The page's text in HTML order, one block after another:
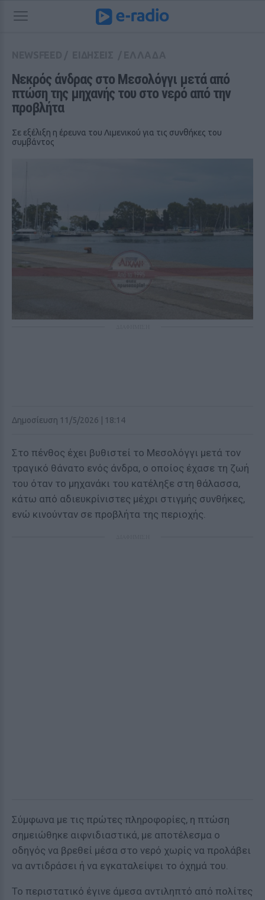
Νεκρός άνδρας στο Μεσολόγγι μετά από
πτώση της μηχανής του στο νερό από την
προβλήτα
Σε εξέλιξη η έρευνα του Λιμενικού για τις συνθήκες του
συμβάντος
Δημοσίευση 11/5/2026 | 18:14
Στο πένθος έχει βυθιστεί το Μεσολόγγι μετά τον
τραγικό θάνατο ενός άνδρα, ο οποίος έχασε τη ζωή
του όταν το μηχανάκι του κατέληξε στη θάλασσα,
κάτω από αδιευκρίνιστες μέχρι στιγμής συνθήκες,
ενώ κινούνταν σε προβλήτα της περιοχής.
Σύμφωνα με τις πρώτες πληροφορίες, η πτώση
σημειώθηκε αιφνιδιαστικά, με αποτέλεσμα ο
οδηγός να βρεθεί μέσα στο νερό χωρίς να προλάβει
να αντιδράσει ή να εγκαταλείψει το όχημά του.
Το περιστατικό έγινε άμεσα αντιληπτό από πολίτες